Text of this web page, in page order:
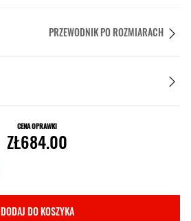
PRZEWODNIK PO ROZMIARACH
CENA OPRAWKI
ZŁ684.00
DODAJ DO KOSZYKA